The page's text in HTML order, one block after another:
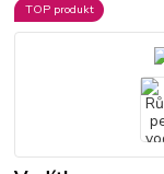
TOP produkt